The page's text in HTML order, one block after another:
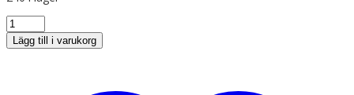
Lägg till i varukorg